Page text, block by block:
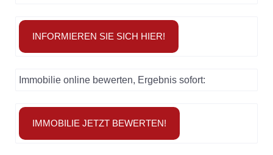
INFORMIEREN SIE SICH HIER!
Immobilie online bewerten, Ergebnis sofort:
IMMOBILIE JETZT BEWERTEN!